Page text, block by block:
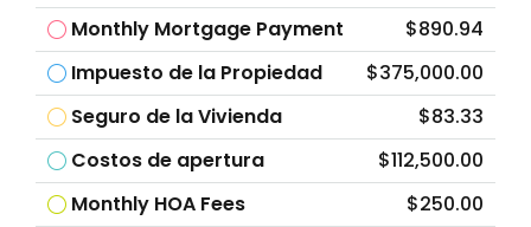
Monthly Mortgage Payment
$890.94
Impuesto de la Propiedad
$375,000.00
Seguro de la Vivienda
$83.33
Costos de apertura
$112,500.00
Monthly HOA Fees
$250.00